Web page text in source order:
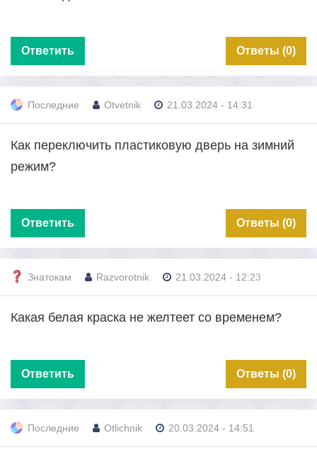
Ответить Ответы (0)
Последние Otvetnik 21.03.2024 - 14:31
Как переключить пластиковую дверь на зимний
режим?
Ответить Ответы (0)
Знатокам Razvorotnik 21.03.2024 - 12:23
Какая белая краска не желтеет со временем?
Ответить Ответы (0)
Последние Otlichnik 20.03.2024 - 14:51